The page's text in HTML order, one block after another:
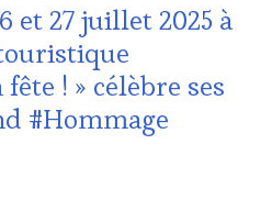
et 27 juillet 2025 à
! » célèbre ses
#Hommage